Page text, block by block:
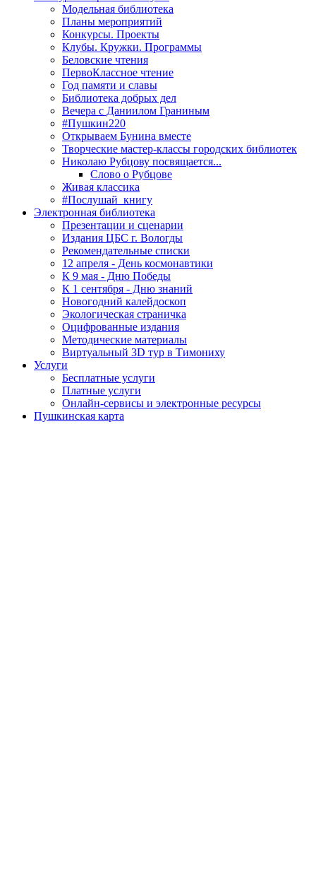
Модельная библиотека
Планы мероприятий
Конкурсы. Проекты
Клубы. Кружки. Программы
Беловские чтения
ПервоКлассное чтение
Год памяти и славы
Библиотека добрых дел
Вечера с Даниилом Граниным
#Пушкин220
Открываем Бунина вместе
Творческие мастер-классы городских библиотек
Николаю Рубцову посвящается...
Слово о Рубцове
Живая классика
#Послушай_книгу
Электронная библиотека
Презентации и сценарии
Издания ЦБС г. Вологды
Рекомендательные списки
12 апреля - День космонавтики
К 9 мая - Дню Победы
К 1 сентября - Дню знаний
Новогодний калейдоскоп
Экологическая страничка
Оцифрованные издания
Методические материалы
Виртуальный 3D тур в Тимониху
Услуги
Бесплатные услуги
Платные услуги
Онлайн-сервисы и электронные ресурсы
Пушкинская карта